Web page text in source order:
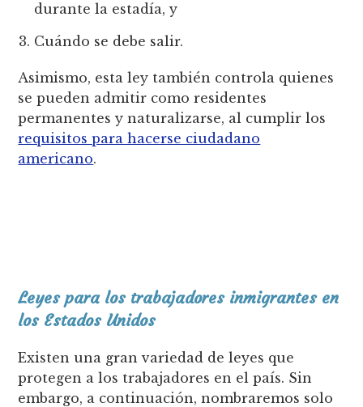
durante la estadía, y
Cuándo se debe salir.
Asimismo, esta ley también controla quienes
se pueden admitir como residentes
permanentes y naturalizarse, al cumplir los
requisitos para hacerse ciudadano
americano.
Leyes para los trabajadores inmigrantes en
los Estados Unidos
Existen una gran variedad de leyes que
protegen a los trabajadores en el país. Sin
embargo, a continuación, nombraremos solo